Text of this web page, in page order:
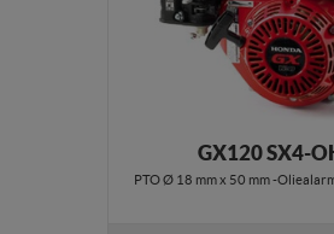
GX120 SX4-
PTO Ø 18 mm x 50 mm -